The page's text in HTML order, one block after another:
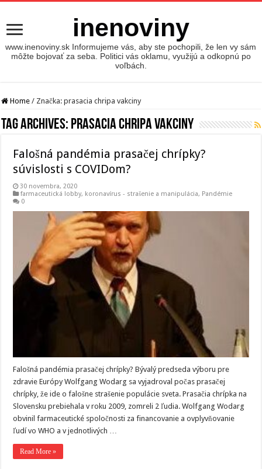
inenoviny
www.inenoviny.sk Informujeme vás, aby ste pochopili, že len vy sám
môžte bojovať za seba. Politici vás oklamu, využijú a odkopnú po
voľbách.
Home / Značka:prasacia chripa vakciny
Tag Archives: prasacia chripa vakciny
Falošná pandémia prasačej chrípky?
súvislosti s COVIDom?
30 novembra, 2020
farmaceutická lobby, koronavírus - strašenie a manipulácia, Pandémie
0
Falošná pandémia prasačej chrípky? Bývalý predseda výboru pre
zdravie Európy Wolfgang Wodarg sa vyjadroval počas prasačej
chrípky, že ide o falošne strašenie populácie sveta. Prasačia chrípka na
Slovensku prebiehala v roku 2009, zomreli 2 ľudia. Wolfgang Wodarg
obvinil farmaceutické spoločnosti za financovanie a ovplyvňovanie
ľudí vo WHO a v jednotlivých …
Read More »